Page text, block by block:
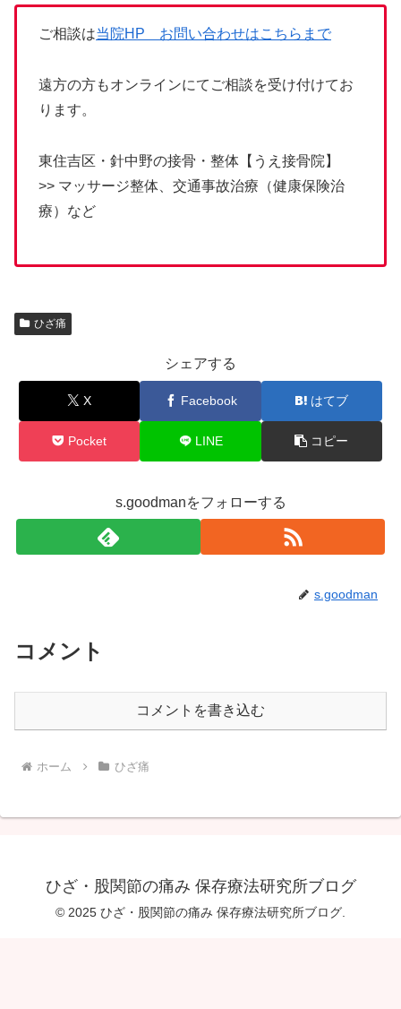
ご相談は当院HP お問い合わせはこちらまで
遠方の方もオンラインにてご相談を受け付けてお
ります。
東住吉区・針中野の接骨・整体【うえ接骨院】
>> マッサージ整体、交通事故治療（健康保険治
療）など
ひざ痛
シェアする
X Facebook はてブ
Pocket LINE コピー
s.goodmanをフォローする
s.goodman
コメント
コメントを書き込む
ホーム ひざ痛
ひざ・股関節の痛み 保存療法研究所ブログ
© 2025 ひざ・股関節の痛み 保存療法研究所ブログ.